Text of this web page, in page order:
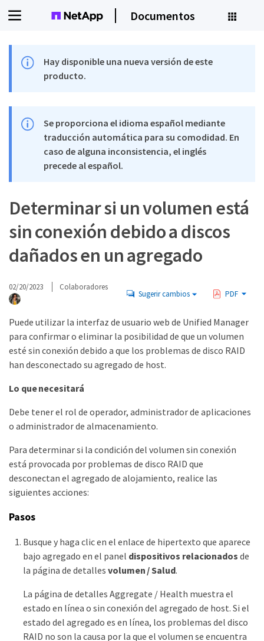
Documentos
Hay disponible una nueva versión de este
producto.
Se proporciona el idioma español mediante
traducción automática para su comodidad. En
caso de alguna inconsistencia, el inglés
precede al español.
Determinar si un volumen está
sin conexión debido a discos
dañados en un agregado
02/20/2023 Colaboradores
Sugerir cambios PDF
Puede utilizar la interfaz de usuario web de Unified Manager
para confirmar o eliminar la posibilidad de que un volumen
esté sin conexión debido a que los problemas de disco RAID
han desconectado su agregado de host.
Lo que necesitará
Debe tener el rol de operador, administrador de aplicaciones
o administrador de almacenamiento.
Para determinar si la condición del volumen sin conexión
está provocada por problemas de disco RAID que
desconectan el agregado de alojamiento, realice las
siguientes acciones:
Pasos
Busque y haga clic en el enlace de hipertexto que aparece
bajo agregado en el panel dispositivos relacionados de
la página de detalles volumen / Salud.
La página de detalles Aggregate / Health muestra el
estado en línea o sin conexión del agregado de host. Si el
estado del agregado es en línea, los problemas del disco
RAID no son la causa por la que el volumen se encuentra